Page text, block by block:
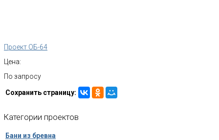
Проект ОБ-64
Цена:
По запросу
Сохранить страницу:
Категории проектов
Бани из бревна